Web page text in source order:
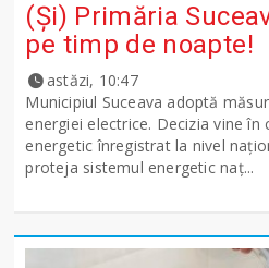
(Și) Primăria
pe timp de noapte!
astăzi, 10:47
Municipiul Suceava adoptă
energiei electrice. Decizia vine
energetic înregistrat la nivel
proteja sistemul energetic naț...